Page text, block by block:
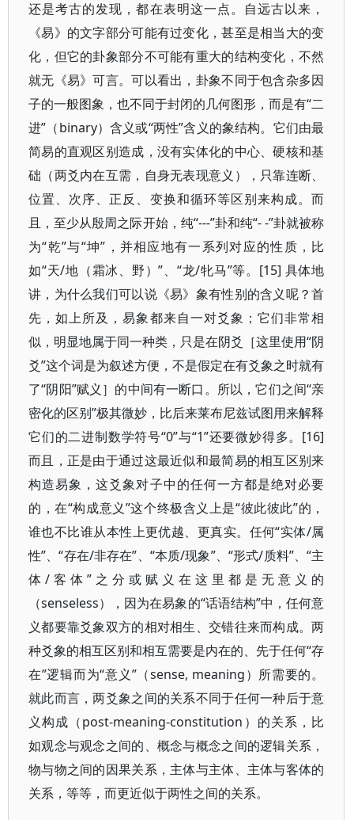
还是考古的发现，都在表明这一点。自远古以来，
《易》的文字部分可能有过变化，甚至是相当大的变
化，但它的卦象部分不可能有重大的结构变化，不然
就无《易》可言。可以看出，卦象不同于包含杂多因
子的一般图象，也不同于封闭的几何图形，而是有“二
进”（binary）含义或“两性”含义的象结构。它们由最
简易的直观区别造成，没有实体化的中心、硬核和基
础（两爻内在互需，自身无表现意义），只靠连断、
位置、次序、正反、变换和循环等区别来构成。而
且，至少从殷周之际开始，纯“---”卦和纯“- -”卦就被称
为“乾”与“坤”，并相应地有一系列对应的性质，比
如“天/地（霜冰、野）”、“龙/牝马”等。[15] 具体地
讲，为什么我们可以说《易》象有性别的含义呢？首
先，如上所及，易象都来自一对爻象；它们非常相
似，明显地属于同一种类，只是在阴爻［这里使用“阴
爻”这个词是为叙述方便，不是假定在有爻象之时就有
了“阴阳”赋义］的中间有一断口。所以，它们之间“亲
密化的区别”极其微妙，比后来莱布尼兹试图用来解释
它们的二进制数学符号“0”与“1”还要微妙得多。[16]
而且，正是由于通过这最近似和最简易的相互区别来
构造易象，这爻象对子中的任何一方都是绝对必要
的，在“构成意义”这个终极含义上是“彼此彼此”的，
谁也不比谁从本性上更优越、更真实。任何“实体/属
性”、“存在/非存在”、“本质/现象”、“形式/质料”、“主
体/客体”之分或赋义在这里都是无意义的
（senseless），因为在易象的“话语结构”中，任何意
义都要靠爻象双方的相对相生、交错往来而构成。两
种爻象的相互区别和相互需要是内在的、先于任何“存
在”逻辑而为“意义”（sense, meaning）所需要的。
就此而言，两爻象之间的关系不同于任何一种后于意
义构成（post-meaning-constitution）的关系，比
如观念与观念之间的、概念与概念之间的逻辑关系，
物与物之间的因果关系，主体与主体、主体与客体的
关系，等等，而更近似于两性之间的关系。